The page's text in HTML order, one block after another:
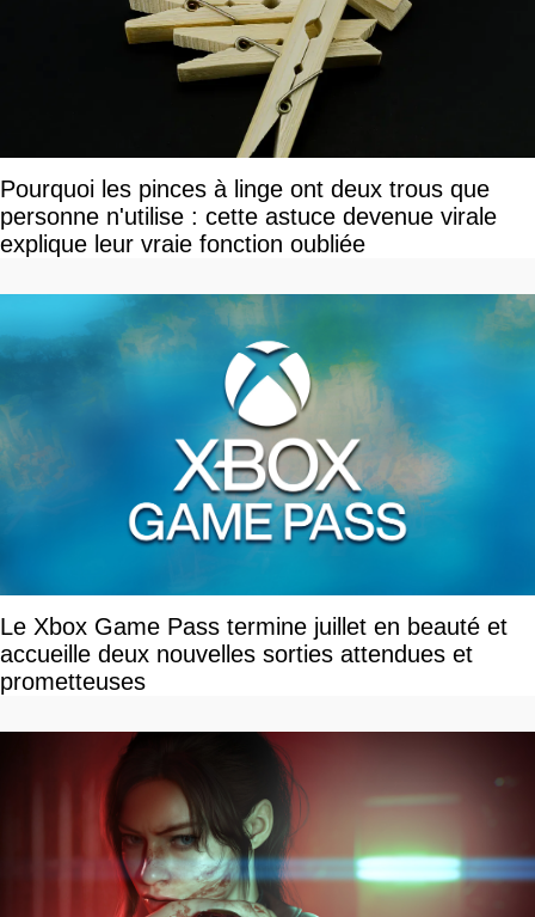
Pourquoi les pinces à linge ont deux trous que
personne n'utilise : cette astuce devenue virale
explique leur vraie fonction oubliée
Le Xbox Game Pass termine juillet en beauté et
accueille deux nouvelles sorties attendues et
prometteuses